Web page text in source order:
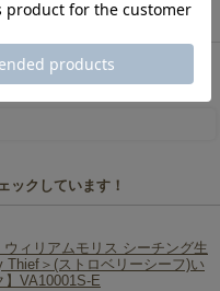
Morris(V&A) > V&A William Morris
(ストロベリーシーフ)いちご泥棒【ライ
ックしています！
ィリアムモリス シーチング生
Thief＞(ストロベリーシーフ)い
】VA10001S-E